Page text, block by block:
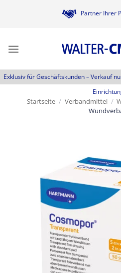
Partner Ihrer
Exklusiv für Geschäftskunden –Verkauf
Startseite / Verbandmittel /